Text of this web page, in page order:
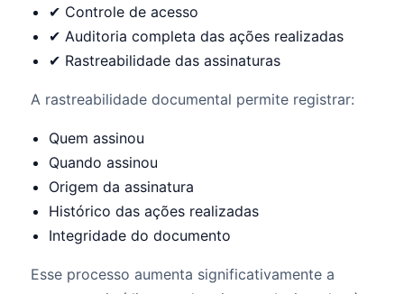
✔ Controle de acesso
✔ Auditoria completa das ações realizadas
✔ Rastreabilidade das assinaturas
A rastreabilidade documental permite registrar:
Quem assinou
Quando assinou
Origem da assinatura
Histórico das ações realizadas
Integridade do documento
Esse processo aumenta significativamente a